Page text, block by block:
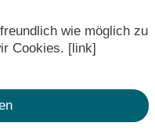
kultuře (1400–800
předků a cenné
wie möglich zu
Cookies. [link]